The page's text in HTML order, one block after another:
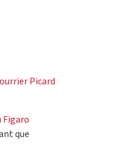
Picard
Figaro
que